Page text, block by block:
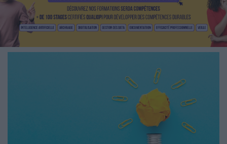
TRAVAIL COLLABORATIF
VIE NUMÉRIQUE
NUMÉRIQUE RESPONSABLE